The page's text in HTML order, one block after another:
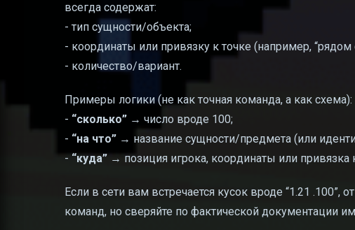
всегда содержат:
- тип сущности/объекта;
- координаты или привязку к точке (например, “рядом
- количество/вариант.
Примеры логики (не как точная команда, а как схема):
- “сколько” → число вроде 100;
- “на что” → название сущности/предмета (или
- “куда” → позиция игрока, координаты или привязка
Если в сети вам встречается кусок вроде “1.21
команд, но сверяйте по фактической документации